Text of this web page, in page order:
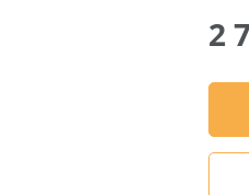
2